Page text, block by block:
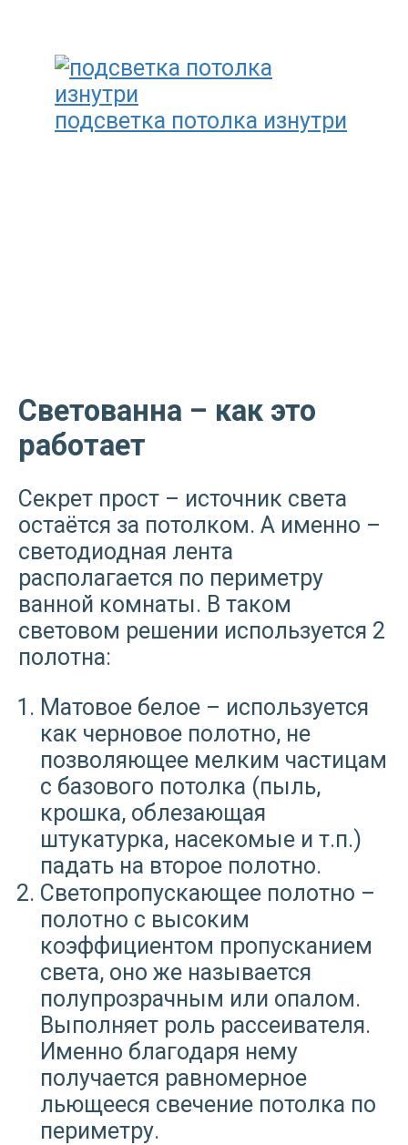
подсветка потолка изнутри
Светованна – как это
работает
Секрет прост – источник света
остаётся за потолком. А именно –
светодиодная лента
располагается по периметру
ванной комнаты. В таком
световом решении используется 2
полотна:
Матовое белое – используется
как черновое полотно, не
позволяющее мелким частицам
с базового потолка (пыль,
крошка, облезающая
штукатурка, насекомые и т.п.)
падать на второе полотно.
Светопропускающее полотно –
полотно с высоким
коэффициентом пропусканием
света, оно же называется
полупрозрачным или опалом.
Выполняет роль рассеивателя.
Именно благодаря нему
получается равномерное
льющееся свечение потолка по
периметру.